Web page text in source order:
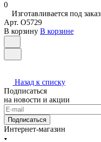
0
Изготавливается под заказ
Арт. O5729
В корзину В корзине
Назад к списку
Подписаться
на новости и акции
Подписаться
Интернет-магазин